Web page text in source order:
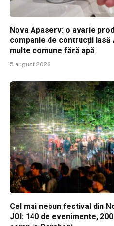
Nova Apaserv: o avarie
companie de contrucții lasă
multe comune fără apă
5 august 2026
Cel mai nebun festival din
JOI: 140 de evenimente,